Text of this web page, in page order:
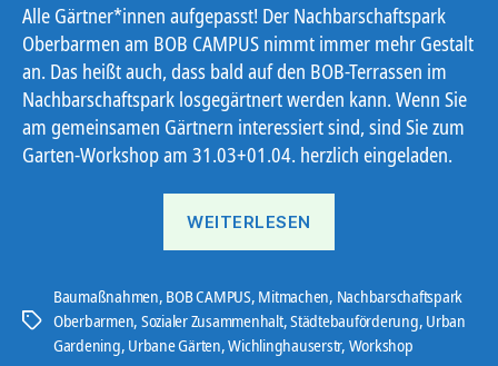
Alle Gärtner*innen aufgepasst! Der Nachbarschaftspark
Oberbarmen am BOB CAMPUS nimmt immer mehr Gestalt
an. Das heißt auch, dass bald auf den BOB-Terrassen im
Nachbarschaftspark losgegärtnert werden kann. Wenn Sie
am gemeinsamen Gärtnern interessiert sind, sind Sie zum
Garten-Workshop am 31.03+01.04. herzlich eingeladen.
WEITERLESEN
Schlagwörter
Baumaßnahmen, BOB CAMPUS, Mitmachen, Nachbarschaftspark
Oberbarmen, Sozialer Zusammenhalt,Städtebauförderung, Urban
Gardening, Urbane Gärten,Wichlinghauserstr, Workshop